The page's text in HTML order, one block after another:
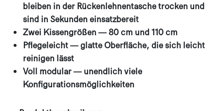
bleiben in der Rückenlehnentasche trocken und
sind in Sekunden einsatzbereit
Zwei Kissengrößen — 80 cm und 110 cm
Pflegeleicht — glatte Oberfläche, die sich leicht
reinigen lässt
Voll modular — unendlich viele
Konfigurationsmöglichkeiten